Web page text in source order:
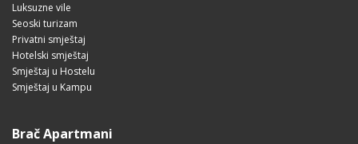
Luksuzne vile
Seoski turizam
Privatni smještaj
Hotelski smještaj
Smještaj u Hostelu
Smještaj u Kampu
Brač Apartmani